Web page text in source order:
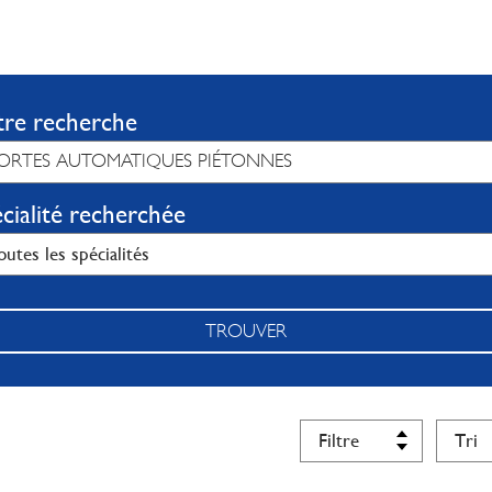
recherche
recherchée
TROUVER